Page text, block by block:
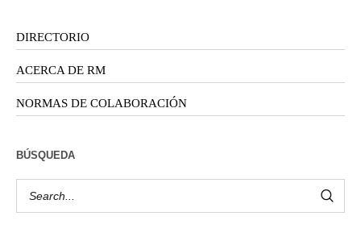
DIRECTORIO
ACERCA DE RM
NORMAS DE COLABORACIÓN
BÚSQUEDA